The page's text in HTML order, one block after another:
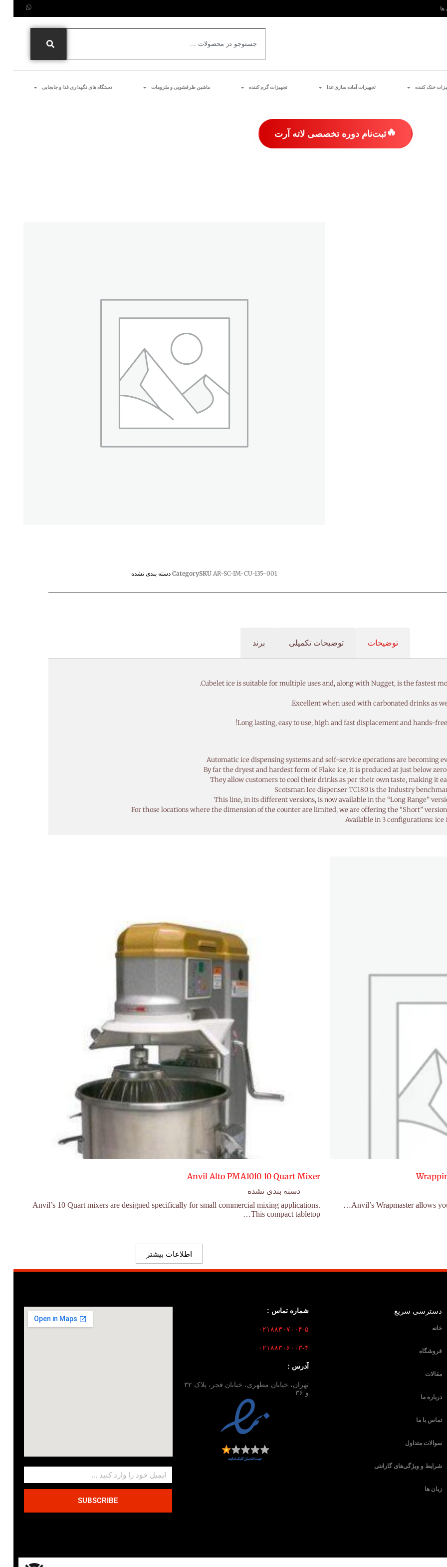
ها
خنک کننده تجهیزات آماده سازی غذا تجهیزات گرم کننده ماشین ظرفشویی و ملزومات دستگاه های نگهداری غذا و جابجایی
🔥ثبت‌نام دوره تخصصی لاته آرت
SKU AR-SC-IM-CU-135-001
Category دسته بندی نشده
توضیحات توضیحات تکمیلی برند
Cubelet ice is suitable for multiple uses and, along with Nugget, is the fastest
Excellent when used with carbonated drinks as
Long lasting, easy to use, high and fast displacement and hands-
Automatic ice dispensing systems and self-service operations are becoming
By far the dryest and hardest form of Flake ice, it is produced at just below
They allow customers to cool their drinks as per their own taste, making it
Scotsman Ice dispenser TC180 is the Industry
This line, in its different versions, is now available in the “Long Range”
For those locations where the dimension of the counter are limited, we are offering the “Short”
Available in 3 configurations:
Anvil Alto PMA1010 10 Quart Mixer
دسته بندی نشده
Anvil’s 10 Quart mixers are designed specifically for small commercial mixing applications.
This compact tabletop…
اطلاعات بیشتر
دسترسی سریع
خانه
فروشگاه
مقالات
درباره ما
تماس با ما
سوالات متداول
شرایط و ویژگی‌های گارانتی
زبان ها
شماره تماس :
۰۲۱۸۸۳۰۷۰۰۴-۵
۰۲۱۸۸۳۰۶۰۰۳-۴
آدرس :
تهران، خیابان مطهری، خیابان فجر، پلاک ۳۲
و ۳۶
SUBSCRIBE